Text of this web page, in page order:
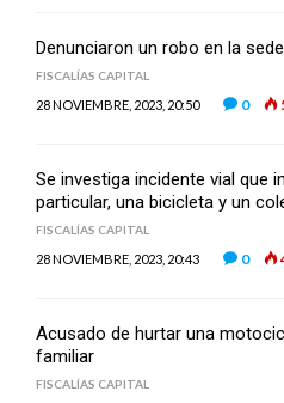
Denunciaron un robo en la
FISCALÍAS CAPITAL
28 NOVIEMBRE, 2023, 20:50 0
Se investiga incidente vial que
particular, una bicicleta y un
FISCALÍAS CAPITAL
28 NOVIEMBRE, 2023, 20:43 0
Acusado de hurtar una
familiar
FISCALÍAS CAPITAL